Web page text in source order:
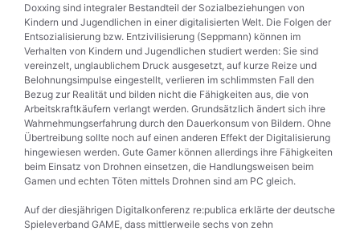
Doxxing sind integraler Bestandteil der Sozialbeziehungen von
Kindern und Jugendlichen in einer digitalisierten Welt. Die Folgen der
Entsozialisierung bzw. Entzivilisierung (Seppmann) können im
Verhalten von Kindern und Jugendlichen studiert werden: Sie sind
vereinzelt, unglaublichem Druck ausgesetzt, auf kurze Reize und
Belohnungsimpulse eingestellt, verlieren im schlimmsten Fall den
Bezug zur Realität und bilden nicht die Fähigkeiten aus, die von
Arbeitskraftkäufern verlangt werden. Grundsätzlich ändert sich ihre
Wahrnehmungserfahrung durch den Dauerkonsum von Bildern. Ohne
Übertreibung sollte noch auf einen anderen Effekt der Digitalisierung
hingewiesen werden. Gute Gamer können allerdings ihre Fähigkeiten
beim Einsatz von Drohnen einsetzen, die Handlungsweisen beim
Gamen und echten Töten mittels Drohnen sind am PC gleich.
Auf der diesjährigen Digitalkonferenz re:publica erklärte der deutsche
Spieleverband GAME, dass mittlerweile sechs von zehn